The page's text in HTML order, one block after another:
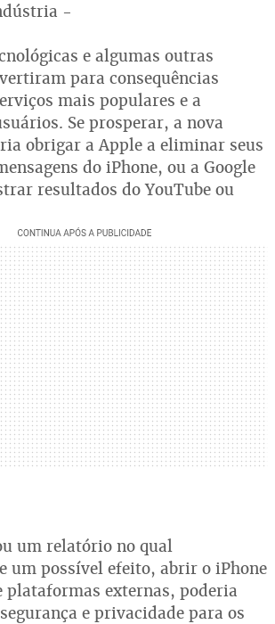
-
e algumas outras
para consequências
mais populares e a
Se prosperar, a nova
obrigar a Apple a eliminar seus
do iPhone, ou a Google
resultados do YouTube ou
um relatório no qual
um possível efeito, abrir o iPhone
plataformas externas, poderia
e privacidade para os